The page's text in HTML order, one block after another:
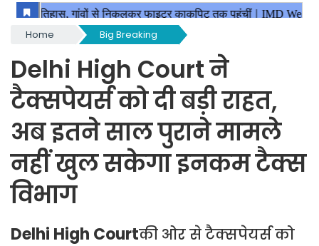
Home Big Breaking
Delhi High Court ने
टैक्सपेयर्स को दी बड़ी राहत,
अब इतने साल पुराने मामले
नहीं खुल सकेगा इनकम टैक्स
विभाग
Delhi High Courtकी ओर से टैक्सपेयर्स को